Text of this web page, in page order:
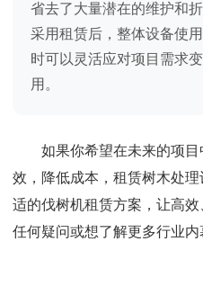
省去了大量潜在的维护和
采用租赁后，整体设备使
时可以灵活应对项目需求
用。
如果你希望在未来的项目
效，降低成本，租赁树木处
适的伐树机租赁方案，让高
任何疑问或想了解更多行业内